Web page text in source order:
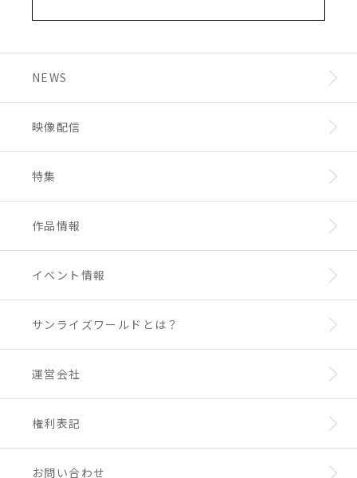
NEWS
映像配信
特集
作品情報
イベント情報
サンライズワールドとは？
運営会社
権利表記
お問い合わせ